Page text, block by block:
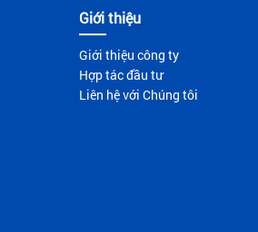
Giới thiệu
Giới thiệu công ty
Hợp tác đầu tư
Liên hệ với Chúng tôi